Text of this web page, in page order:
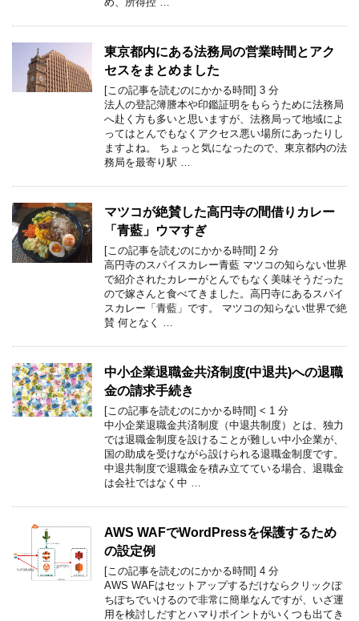
東京都内にある法務局の営業時間とアク
セスをまとめました
[この記事を読むのにかかる時間] 3 分
法人の登記簿謄本や印鑑証明をもらうために法務局
へ赴く方も多いと思いますが、法務局って地域によ
ってはとんでもなくアクセス悪い場所にあったりし
ますよね。 ちょっと気になったので、東京都内の法
務局を最寄り駅 …
マツコが絶賛した高円寺の間借りカレー
「青藍」ウマすぎ
[この記事を読むのにかかる時間] 2 分
高円寺のスパイスカレー青藍 マツコの知らない世界
で紹介されたカレーがとんでもなく美味そうだった
ので嫁さんと食べてきました。高円寺にあるスパイ
スカレー「青藍」です。 マツコの知らない世界で絶
賛 何となく …
中小企業退職金共済制度(中退共)への退職
金の請求手続き
[この記事を読むのにかかる時間] < 1 分
中小企業退職金共済制度（中退共制度）とは、独力
では退職金制度を設けることが難しい中小企業が、
国の助成を受けながら設けられる退職金制度です。
中退共制度で退職金を積み立てている場合、退職金
は会社ではなく中 …
AWS WAFでWordPressを保護するため
の設定例
[この記事を読むのにかかる時間] 4 分
AWS WAFはセットアップするだけならクリックぽ
ちぽちでいけるので非常に簡単なんですが、いざ運
用を検討しだすとハマりポイントがいくつも出てき